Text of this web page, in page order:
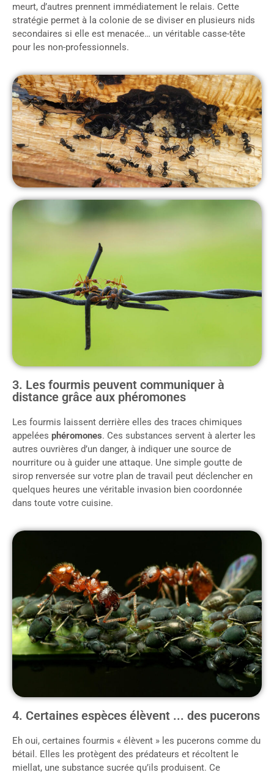
meurt, d’autres prennent immédiatement le relais. Cette
stratégie permet à la colonie de se diviser en plusieurs nids
secondaires si elle est menacée… un véritable casse-tête
pour les non-professionnels.
3. Les fourmis peuvent communiquer à
distance grâce aux phéromones
Les fourmis laissent derrière elles des traces chimiques
appelées phéromones. Ces substances servent à alerter les
autres ouvrières d’un danger, à indiquer une source de
nourriture ou à guider une attaque. Une simple goutte de
sirop renversée sur votre plan de travail peut déclencher en
quelques heures une véritable invasion bien coordonnée
dans toute votre cuisine.
4. Certaines espèces élèvent ... des pucerons
Eh oui, certaines fourmis « élèvent » les pucerons comme du
bétail. Elles les protègent des prédateurs et récoltent le
miellat, une substance sucrée qu’ils produisent. Ce